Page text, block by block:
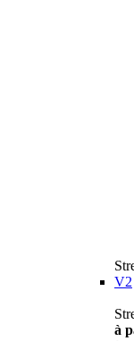
V2
à